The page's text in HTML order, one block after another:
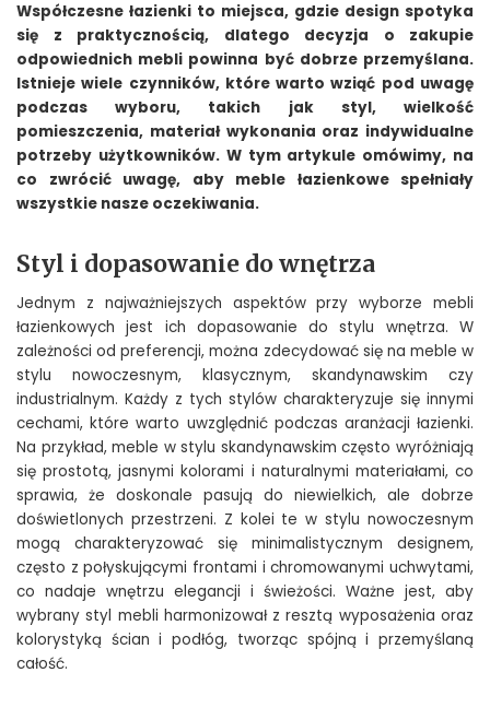
Współczesne łazienki to miejsca, gdzie design spotyka
się z praktycznością, dlatego decyzja o zakupie
odpowiednich mebli powinna być dobrze przemyślana.
Istnieje wiele czynników, które warto wziąć pod uwagę
podczas wyboru, takich jak styl, wielkość
pomieszczenia, materiał wykonania oraz indywidualne
potrzeby użytkowników. W tym artykule omówimy, na
co zwrócić uwagę, aby meble łazienkowe spełniały
wszystkie nasze oczekiwania.
Styl i dopasowanie do wnętrza
Jednym z najważniejszych aspektów przy wyborze mebli
łazienkowych jest ich dopasowanie do stylu wnętrza. W
zależności od preferencji, można zdecydować się na meble w
stylu nowoczesnym, klasycznym, skandynawskim czy
industrialnym. Każdy z tych stylów charakteryzuje się innymi
cechami, które warto uwzględnić podczas aranżacji łazienki.
Na przykład, meble w stylu skandynawskim często wyróżniają
się prostotą, jasnymi kolorami i naturalnymi materiałami, co
sprawia, że doskonale pasują do niewielkich, ale dobrze
doświetlonych przestrzeni. Z kolei te w stylu nowoczesnym
mogą charakteryzować się minimalistycznym designem,
często z połyskującymi frontami i chromowanymi uchwytami,
co nadaje wnętrzu elegancji i świeżości. Ważne jest, aby
wybrany styl mebli harmonizował z resztą wyposażenia oraz
kolorystyką ścian i podłóg, tworząc spójną i przemyślaną
całość.